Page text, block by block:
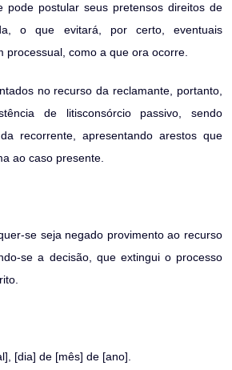
pode postular seus pretensos direitos de
o que evitará, por certo, eventuais
processual, como a que ora ocorre.
no recurso da reclamante, portanto,
de litisconsórcio passivo, sendo
recorrente, apresentando arestos que
ao caso presente.
se seja negado provimento ao recurso
se a decisão, que extingui o processo
[dia] de [mês] de [ano].